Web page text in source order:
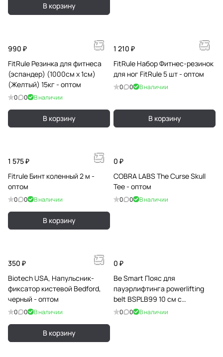
В корзину
990 ₽
FitRule Резинка для фитнеса
(эспандер) (1000см х 1см)
(Желтый) 15кг - оптом
0 0 В наличии
В корзину
1 210 ₽
FitRule Набор Фитнес-резинок
для ног FitRule 5 шт - оптом
0 0 В наличии
В корзину
1 575 ₽
Fitrule Бинт коленный 2 м -
оптом
0 0 В наличии
В корзину
0 ₽
COBRA LABS The Curse Skull
Tee - оптом
0 0 В наличии
350 ₽
Biotech USA, Напульсник-
фиксатор кистевой Bedford,
черный - оптом
0 0 В наличии
В корзину
0 ₽
Be Smart Пояс для
пауэрлифтинга powerlifting
belt BSPLB99 10 см c
металическим замком - оптом
0 0 В наличии